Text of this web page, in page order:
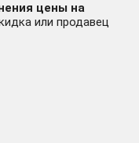
цены на
или продавец